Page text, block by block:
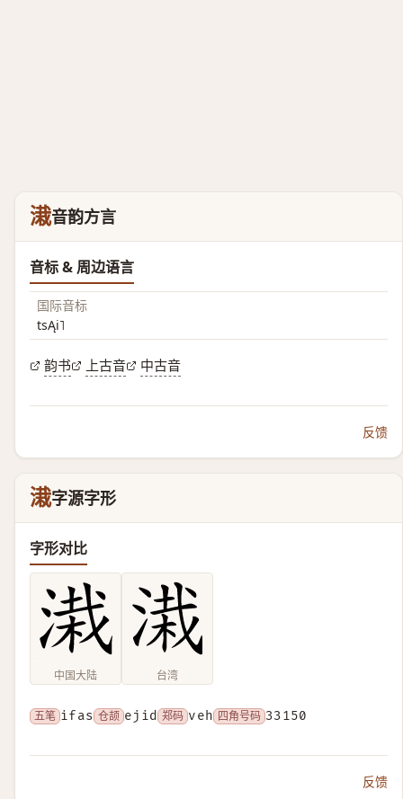
溨音韵方言
音标 & 周边语言
国际音标
tsĄi˥
韵书 上古音 中古音
反馈
溨字源字形
字形对比
中国大陆 台湾
五笔 ifas 仓颉 ejid 郑码 veh 四角号码 33150
反馈